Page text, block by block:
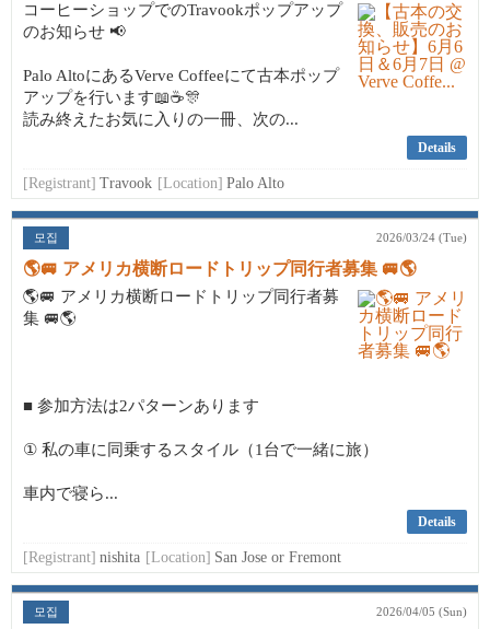
コーヒーショップでのTravookポップアップ
のお知らせ 📢
Palo AltoにあるVerve Coffeeにて古本ポップ
アップを行います📖☕🎊
読み終えたお気に入りの一冊、次の...
Details
[Registrant] Travook [Location] Palo Alto
모집 2026/03/24 (Tue)
🌎🚐 アメリカ横断ロードトリップ同行者募集 🚐🌎
🌎🚐 アメリカ横断ロードトリップ同行者募
集 🚐🌎
■ 参加方法は2パターンあります
① 私の車に同乗するスタイル（1台で一緒に旅）
車内で寝ら...
Details
[Registrant] nishita [Location] San Jose or Fremont
모집 2026/04/05 (Sun)